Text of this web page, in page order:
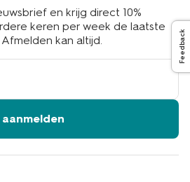
en krijg direct 10%
keren per week de laatste
kan altijd.
aanmelden
Feedback